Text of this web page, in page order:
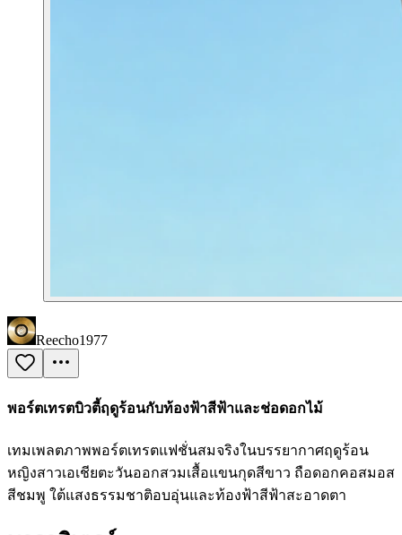
Reecho1977
พอร์ตเทรตบิวตี้ฤดูร้อนกับท้องฟ้าสีฟ้าและช่อดอกไม้
เทมเพลตภาพพอร์ตเทรตแฟชั่นสมจริงในบรรยากาศฤดูร้อน
หญิงสาวเอเชียตะวันออกสวมเสื้อแขนกุดสีขาว ถือดอกคอสมอส
สีชมพู ใต้แสงธรรมชาติอบอุ่นและท้องฟ้าสีฟ้าสะอาดตา